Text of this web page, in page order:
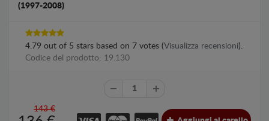
(1997-2008)
4.79 out of 5 stars based on 7 votes (Visualizza recensioni).
Codice del prodotto: 19.130
143 €